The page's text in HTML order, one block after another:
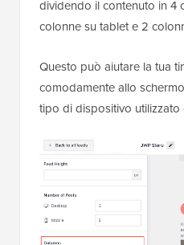
dividendo il contenuto in 4
colonne su tablet e 2
Questo può aiutare la tua
comodamente allo
tipo di dispositivo utilizzato